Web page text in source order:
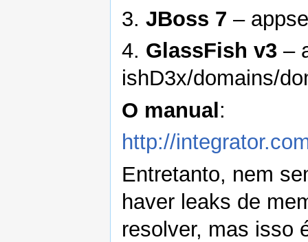
3. JBoss 7 –
4. GlassFish v3 –
ishD3x/domains/
O manual :
http://
Entretanto, nem
haver leaks de
resolver, mas isso